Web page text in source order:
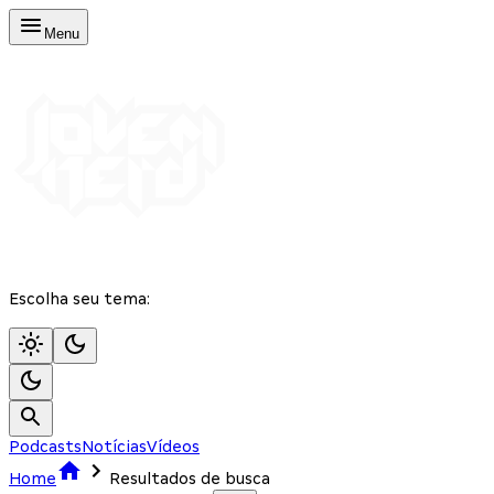
Menu
Escolha seu tema:
PodcastsNotíciasVídeos
Home
Resultados de busca